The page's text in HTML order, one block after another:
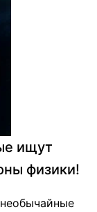
ищут
физики!